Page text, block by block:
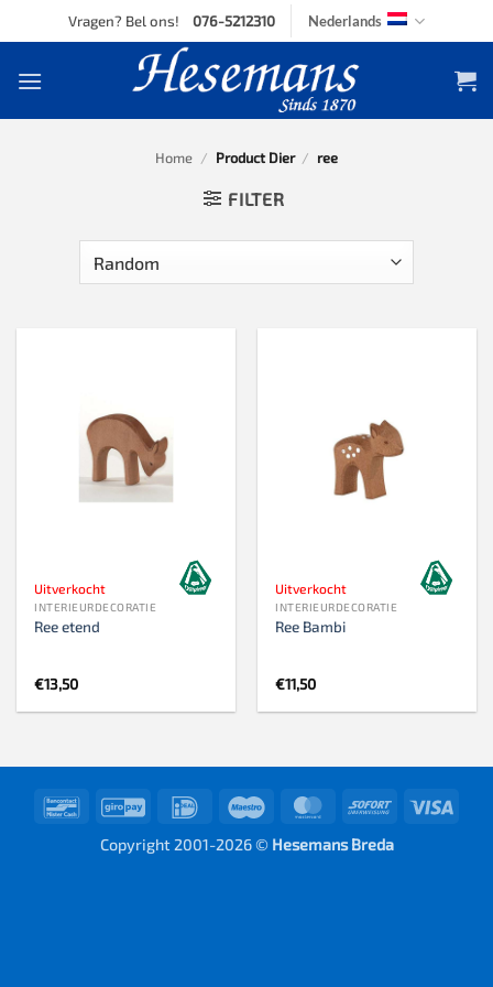
to
Vragen? Bel ons! 076-5212310 Nederlands
Home / Product Dier / ree
FILTER
Uitverkocht
INTERIEURDECORATIE
Ree etend
€13,50
Uitverkocht
INTERIEURDECORATIE
Ree Bambi
€11,50
BancontactGiroPay IDeal Maestro MasterCardSofort
Copyright 2001-2026 © Hesemans Breda